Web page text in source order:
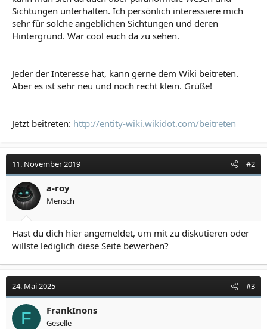
Sichtungen unterhalten. Ich persönlich interessiere mich
sehr für solche angeblichen Sichtungen und deren
Hintergrund. Wär cool euch da zu sehen.
Jeder der Interesse hat, kann gerne dem Wiki beitreten.
Aber es ist sehr neu und noch recht klein. Grüße!
Jetzt beitreten: http://entity-wiki.wikidot.com/beitreten
11. November 2019 #2
a-roy
Mensch
Hast du dich hier angemeldet, um mit zu diskutieren oder
willste lediglich diese Seite bewerben?
24. Mai 2025 #3
F FrankInons
Geselle